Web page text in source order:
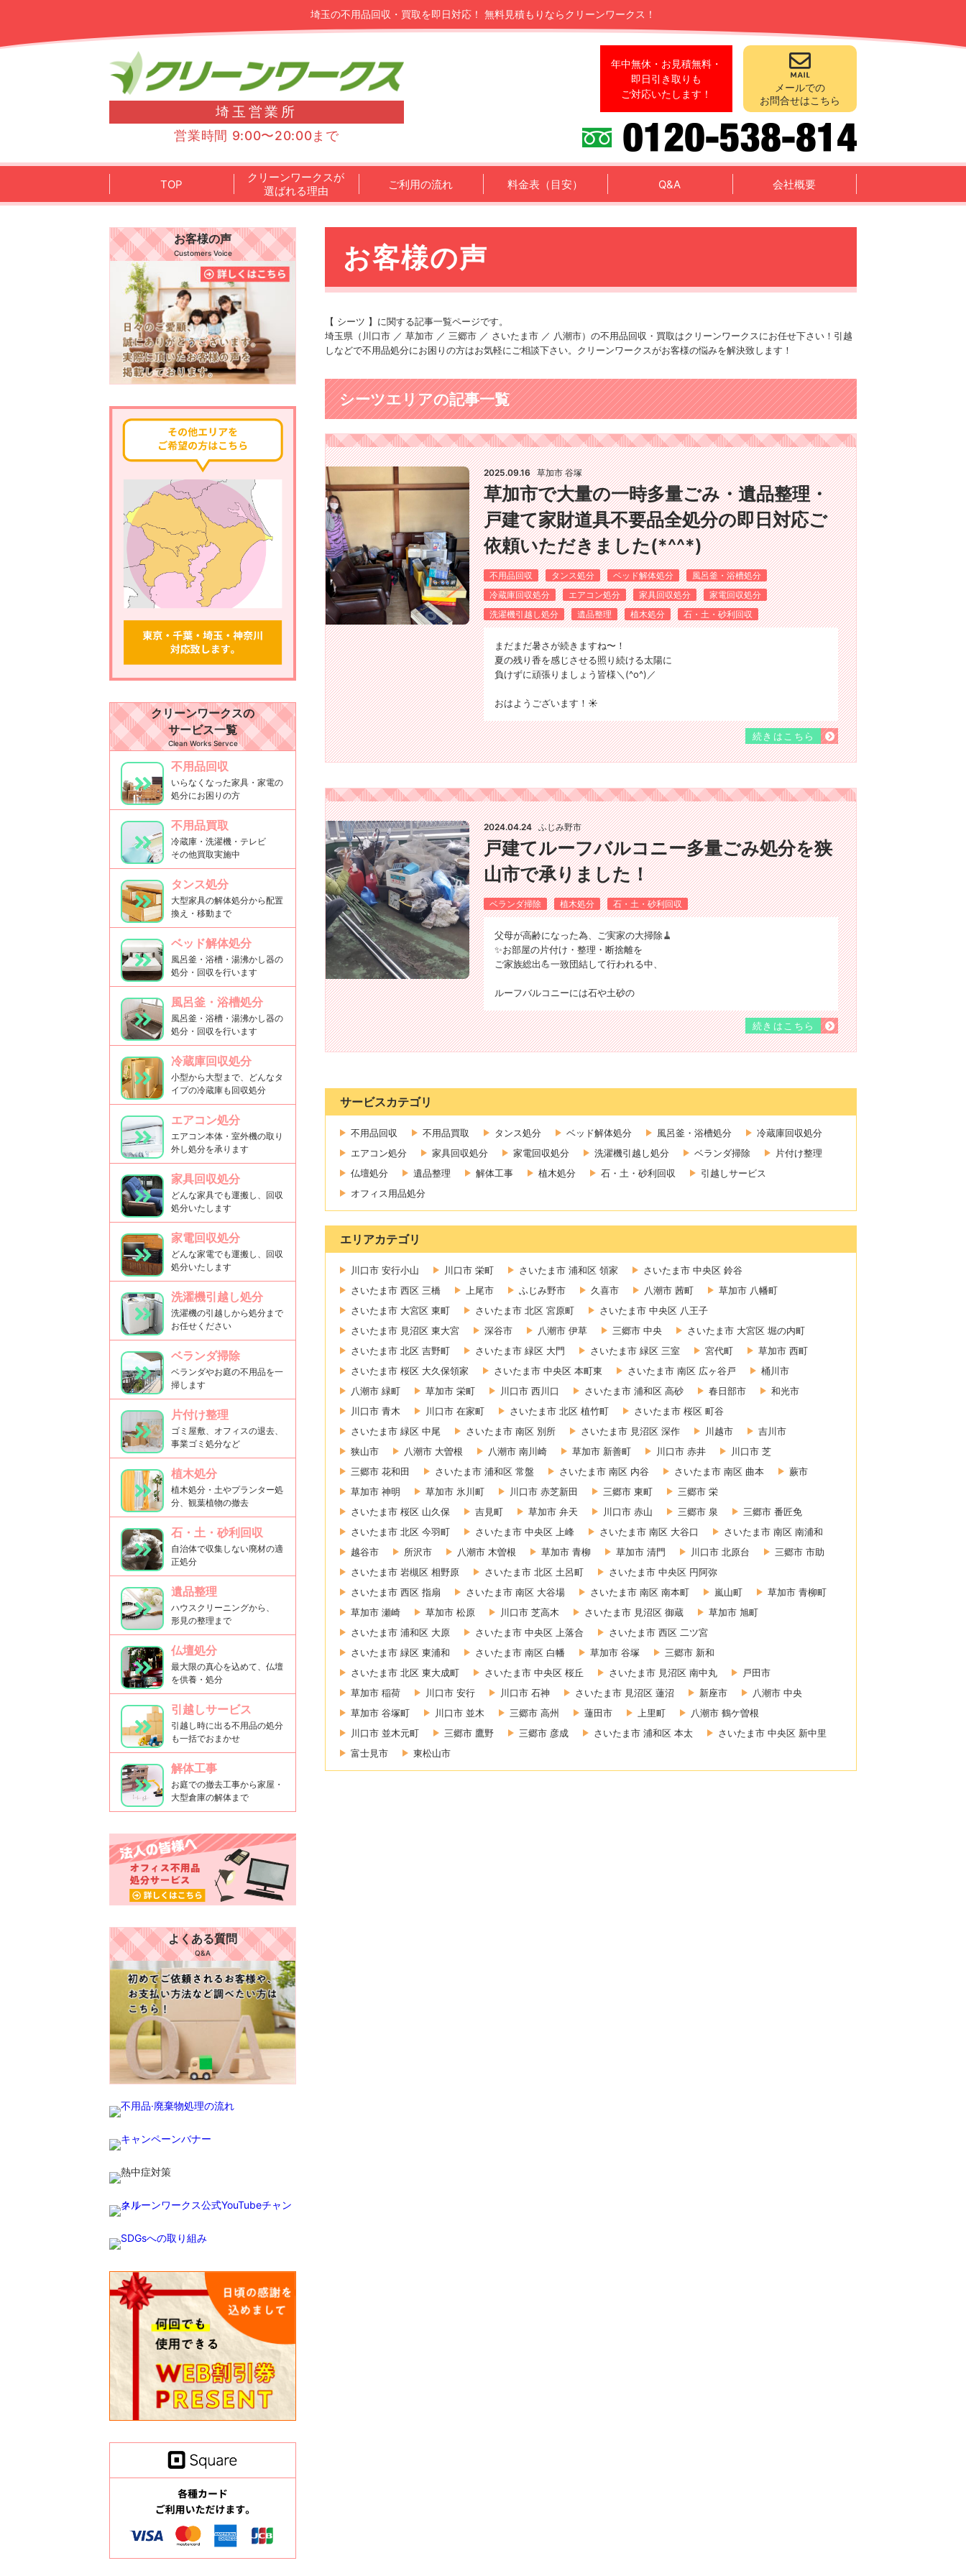
埼玉の不用品回収・買取を即日対応！ 無料見積もりならクリーンワークス！
埼玉営業所
営業時間 9:00〜20:00まで
年中無休・お見積無料・
即日引き取りも
ご対応いたします！
メールでの
お問合せはこちら
TOP
クリーンワークスが
選ばれる理由
ご利用の流れ 料金表（目安） Q&A 会社概要
お客様の声
【 シーツ 】に関する記事一覧ページです。
埼玉県（川口市 ／ 草加市 ／ 三郷市 ／ さいたま市 ／ 八潮市）の不用品回収・買取はクリーンワークスにお任せ下さい！引越
しなどで不用品処分にお困りの方はお気軽にご相談下さい。クリーンワークスがお客様の悩みを解決致します！
シーツエリアの記事一覧
2025.09.16 草加市 谷塚
草加市で大量の一時多量ごみ・遺品整理・
戸建て家財道具不要品全処分の即日対応ご
依頼いただきました(*^^*)
不用品回収 タンス処分 ベッド解体処分
風呂釜・浴槽処分
冷蔵庫回収処分
エアコン処分 家具回収処分
家電回収処分
洗濯機引越し処分
遺品整理 植木処分 石・土・砂利回収
まだまだ暑さが続きますね〜！
夏の残り香を感じさせる照り続ける太陽に
負けずに頑張りましょう皆様＼(^o^)／
おはようございます！☀️
続きはこちら
2024.04.24 ふじみ野市
戸建てルーフバルコニー多量ごみ処分を狭
山市で承りました！
ベランダ掃除 植木処分 石・土・砂利回収
父母が高齢になった為、ご実家の大掃除🧹
✨お部屋の片付け・整理・断捨離を
ご家族総出💪一致団結して行われる中、
ルーフバルコニーには石や土砂の
続きはこちら
サービスカテゴリ
不用品回収 不用品買取 タンス処分 ベッド解体処分 風呂釜・浴槽処分
冷蔵庫回収処分
エアコン処分
家具回収処分 家電回収処分 洗濯機引越し処分 ベランダ掃除
片付け整理
仏壇処分
遺品整理 解体工事 植木処分 石・土・砂利回収
引越しサービス
オフィス用品処分
エリアカテゴリ
川口市 安行小山 川口市 栄町 さいたま市 浦和区 領家
さいたま市 中央区 鈴谷
さいたま市 西区 三橋
上尾市 ふじみ野市 久喜市 八潮市 茜町
草加市 八幡町
さいたま市 大宮区 東町
さいたま市 北区 宮原町
さいたま市 中央区 八王子
さいたま市 見沼区 東大宮
深谷市 八潮市 伊草 三郷市 中央
さいたま市 大宮区 堀の内町
さいたま市 北区 吉野町
さいたま市 緑区 大門 さいたま市 緑区 三室 宮代町
草加市 西町
さいたま市 桜区 大久保領家
さいたま市 中央区 本町東 さいたま市 南区 広ヶ谷戸
桶川市
八潮市 緑町
草加市 栄町 川口市 西川口 さいたま市 浦和区 高砂 春日部市
和光市
川口市 青木
川口市 在家町 さいたま市 北区 植竹町
さいたま市 桜区 町谷
さいたま市 緑区 中尾
さいたま市 南区 別所 さいたま市 見沼区 深作 川越市
吉川市
狭山市
八潮市 大曽根 八潮市 南川崎 草加市 新善町 川口市 赤井
川口市 芝
三郷市 花和田
さいたま市 浦和区 常盤 さいたま市 南区 内谷 さいたま市 南区 曲本
蕨市
草加市 神明
草加市 氷川町 川口市 赤芝新田 三郷市 東町
三郷市 栄
さいたま市 桜区 山久保
吉見町 草加市 弁天 川口市 赤山 三郷市 泉
三郷市 番匠免
さいたま市 北区 今羽町
さいたま市 中央区 上峰 さいたま市 南区 大谷口
さいたま市 南区 南浦和
越谷市
所沢市 八潮市 木曽根 草加市 青柳 草加市 清門 川口市 北原台
三郷市 市助
さいたま市 岩槻区 相野原
さいたま市 北区 土呂町
さいたま市 中央区 円阿弥
さいたま市 西区 指扇
さいたま市 南区 大谷場 さいたま市 南区 南本町 嵐山町
草加市 青柳町
草加市 瀬崎
草加市 松原 川口市 芝高木 さいたま市 見沼区 御蔵
草加市 旭町
さいたま市 浦和区 大原
さいたま市 中央区 上落合
さいたま市 西区 二ツ宮
さいたま市 緑区 東浦和
さいたま市 南区 白幡 草加市 谷塚
三郷市 新和
さいたま市 北区 東大成町
さいたま市 中央区 桜丘 さいたま市 見沼区 南中丸
戸田市
草加市 稲荷
川口市 安行 川口市 石神 さいたま市 見沼区 蓮沼 新座市
八潮市 中央
草加市 谷塚町
川口市 並木 三郷市 高州 蓮田市 上里町
八潮市 鶴ケ曽根
川口市 並木元町
三郷市 鷹野 三郷市 彦成 さいたま市 浦和区 本太
さいたま市 中央区 新中里
富士見市
東松山市
お客様の声
Customers Voice
クリーンワークスの
サービス一覧
Clean Works Servce
不用品回収
いらなくなった家具・家電の
処分にお困りの方
不用品買取
冷蔵庫・洗濯機・テレビ
その他買取実施中
タンス処分
大型家具の解体処分から配置
換え・移動まで
ベッド解体処分
風呂釜・浴槽・湯沸かし器の
処分・回収を行います
風呂釜・浴槽処分
風呂釜・浴槽・湯沸かし器の
処分・回収を行います
冷蔵庫回収処分
小型から大型まで、どんなタ
イプの冷蔵庫も回収処分
エアコン処分
エアコン本体・室外機の取り
外し処分を承ります
家具回収処分
どんな家具でも運搬し、回収
処分いたします
家電回収処分
どんな家電でも運搬し、回収
処分いたします
洗濯機引越し処分
洗濯機の引越しから処分まで
お任せください
ベランダ掃除
ベランダやお庭の不用品を一
掃します
片付け整理
ゴミ屋敷、オフィスの退去、
事業ゴミ処分など
植木処分
植木処分・土やプランター処
分、観葉植物の撤去
石・土・砂利回収
自治体で収集しない廃材の適
正処分
遺品整理
ハウスクリーニングから、
形見の整理まで
仏壇処分
最大限の真心を込めて、仏壇
を供養・処分
引越しサービス
引越し時に出る不用品の処分
も一括でおまかせ
解体工事
お庭での撤去工事から家屋・
大型倉庫の解体まで
よくある質問
Q&A